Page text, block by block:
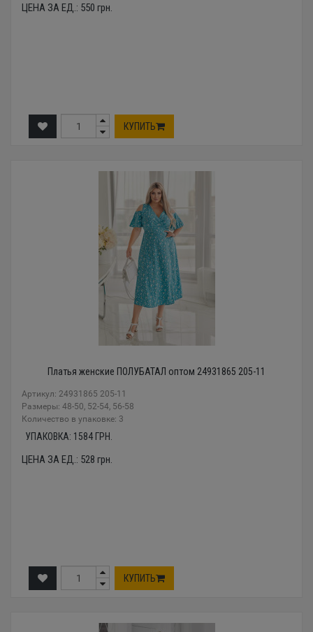
ЦЕНА ЗА ЕД.: 550 грн.
КУПИТЬ
Платья женские ПОЛУБАТАЛ оптом 24931865 205-11
Артикул: 24931865 205-11
Размеры: 48-50, 52-54, 56-58
Количество в упаковке: 3
УПАКОВКА: 1584 ГРН.
ЦЕНА ЗА ЕД.: 528 грн.
КУПИТЬ